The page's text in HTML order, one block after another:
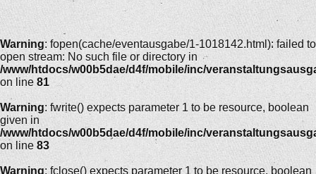
Warning: fopen(cache/eventausgabe/1-1018142.html): failed to
open stream: No such file or directory in
/www/htdocs/w00b5dae/d4f/mobile/inc/
on line 81
Warning: fwrite() expects parameter 1 to be resource, boolean
given in
/www/htdocs/w00b5dae/d4f/mobile/inc/
on line 83
Warning: fclose() expects parameter 1 to be resource, boolean